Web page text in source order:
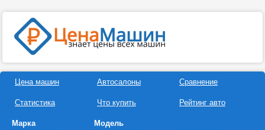
Цена машин
Статистика
Автосалоны
Что купить
Сравнение
Рейтинг авто
Марка Модель